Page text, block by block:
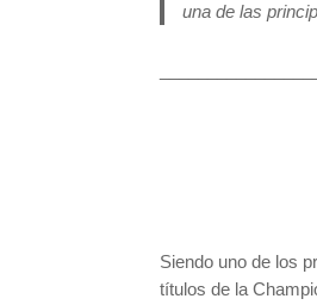
una de las
Siendo uno de los
títulos de la